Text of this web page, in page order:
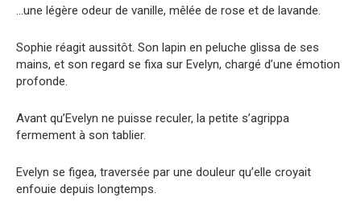
…une légère odeur de vanille, mêlée de rose et de lavande.
Sophie réagit aussitôt. Son lapin en peluche glissa de ses
mains, et son regard se fixa sur Evelyn, chargé d’une émotion
profonde.
Avant qu’Evelyn ne puisse reculer, la petite s’agrippa
fermement à son tablier.
Evelyn se figea, traversée par une douleur qu’elle croyait
enfouie depuis longtemps.